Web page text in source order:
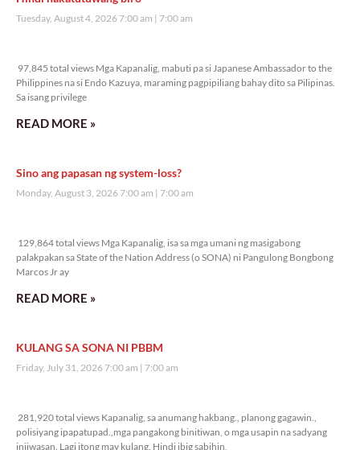
Tuesday, August 4, 2026 7:00 am 7:00 am
97,845 total views Mga Kapanalig, mabuti pa si Japanese Ambassador to the
Philippines na si Endo Kazuya, maraming pagpipiliang bahay dito sa Pilipinas.
Sa isang privilege
READ MORE »
Sino ang papasan ng system-loss?
Monday, August 3, 2026 7:00 am 7:00 am
129,864 total views Mga Kapanalig, isa sa mga umani ng masigabong
palakpakan sa State of the Nation Address (o SONA) ni Pangulong Bongbong
Marcos Jr ay
READ MORE »
KULANG SA SONA NI PBBM
Friday, July 31, 2026 7:00 am 7:00 am
281,920 total views Kapanalig, sa anumang hakbang., planong gagawin.,
polisiyang ipapatupad.,mga pangakong binitiwan, o mga usapin na sadyang
iniiwasan. Lagi itong may kulang. Hindi ibig sabihin,